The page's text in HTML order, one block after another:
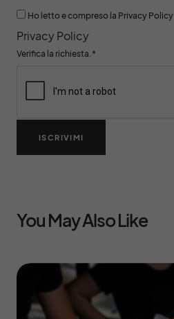
Ho letto e compreso la Privacy Policy
Privacy Policy
Verifica la richiesta.*
ISCRIVIMI
You May Also Like